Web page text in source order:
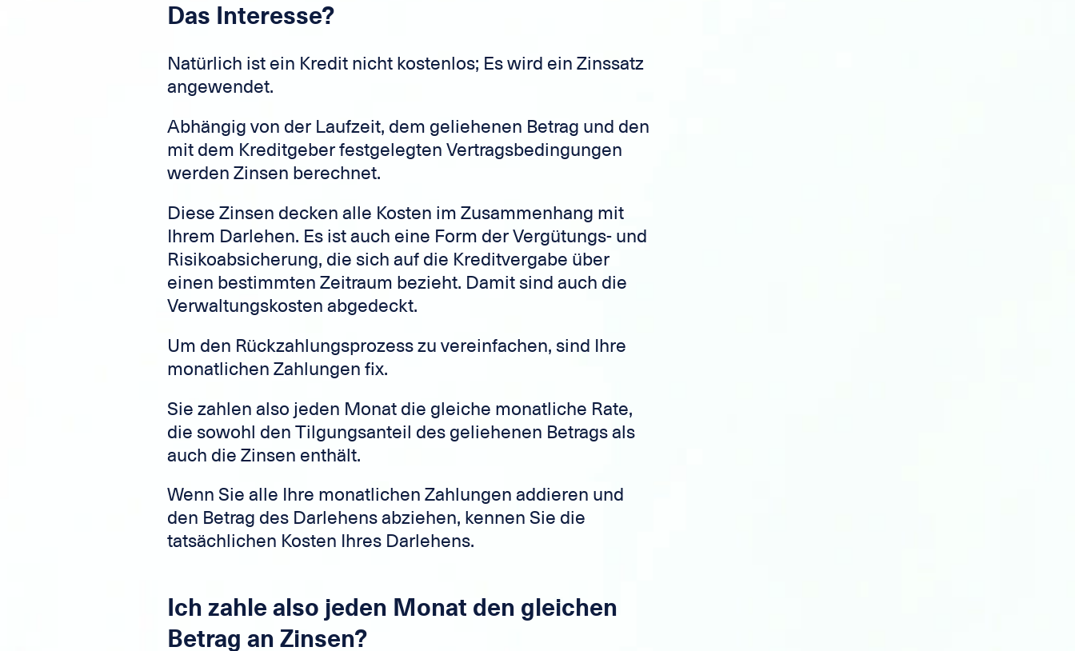
Das Interesse?
Natürlich ist ein Kredit nicht kostenlos; Es wird ein Zinssatz
angewendet.
Abhängig von der Laufzeit, dem geliehenen Betrag und den
mit dem Kreditgeber festgelegten Vertragsbedingungen
werden Zinsen berechnet.
Diese Zinsen decken alle Kosten im Zusammenhang mit
Ihrem Darlehen. Es ist auch eine Form der Vergütungs- und
Risikoabsicherung, die sich auf die Kreditvergabe über
einen bestimmten Zeitraum bezieht. Damit sind auch die
Verwaltungskosten abgedeckt.
Um den Rückzahlungsprozess zu vereinfachen, sind Ihre
monatlichen Zahlungen fix.
Sie zahlen also jeden Monat die gleiche monatliche Rate,
die sowohl den Tilgungsanteil des geliehenen Betrags als
auch die Zinsen enthält.
Wenn Sie alle Ihre monatlichen Zahlungen addieren und
den Betrag des Darlehens abziehen, kennen Sie die
tatsächlichen Kosten Ihres Darlehens.
Ich zahle also jeden Monat den gleichen
Betrag an Zinsen?